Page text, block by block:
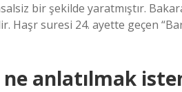
bir şekilde yaratmıştır.
Haşr suresi 24. ayette geçen
anlatılmak